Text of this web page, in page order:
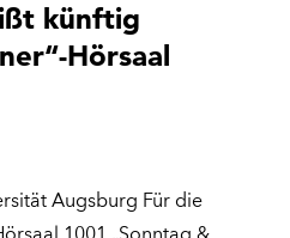
künftig
“-Hörsaal
Augsburg Für die